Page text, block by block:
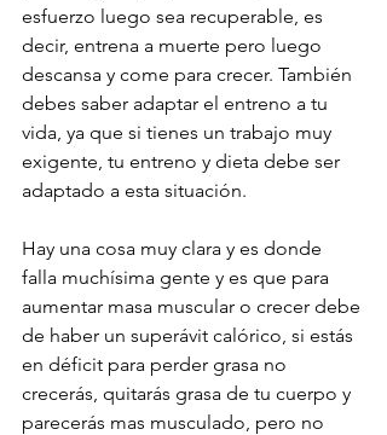
esfuerzo luego sea recuperable, es
decir, entrena a muerte pero luego
descansa y come para crecer. También
debes saber adaptar el entreno a tu
vida, ya que si tienes un trabajo muy
exigente, tu entreno y dieta debe ser
adaptado a esta situación.
Hay una cosa muy clara y es donde
falla muchísima gente y es que para
aumentar masa muscular o crecer debe
de haber un superávit calórico, si estás
en déficit para perder grasa no
crecerás, quitarás grasa de tu cuerpo y
parecerás mas musculado, pero no